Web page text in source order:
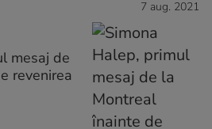
7 aug. 2021
mesaj de
revenirea